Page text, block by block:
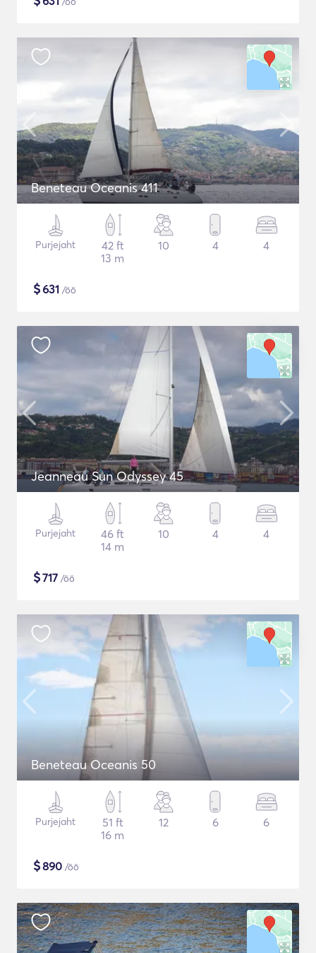
Beneteau Oceanis 411
Purjejaht
42 ft
13 m
10 4 4
$631 /öö
Jeanneau Sun Odyssey 45
Purjejaht
46 ft
14 m
10 4 4
$717 /öö
Beneteau Oceanis 50
Purjejaht
51 ft
16 m
12 6 6
$890 /öö